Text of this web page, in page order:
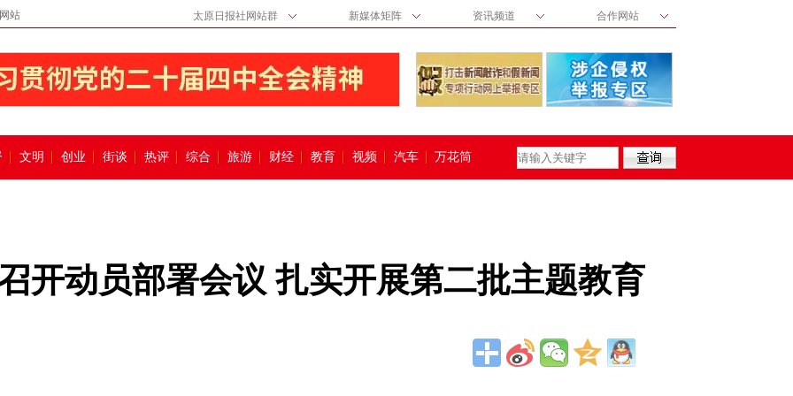
站 太原日报社网站群 新媒体矩阵 资讯频道 合作网站
文明 创业 街谈 热评 综合 旅游 财经 教育 视频 汽车 万花筒
开动员部署会议 扎实开展第二批主题教育